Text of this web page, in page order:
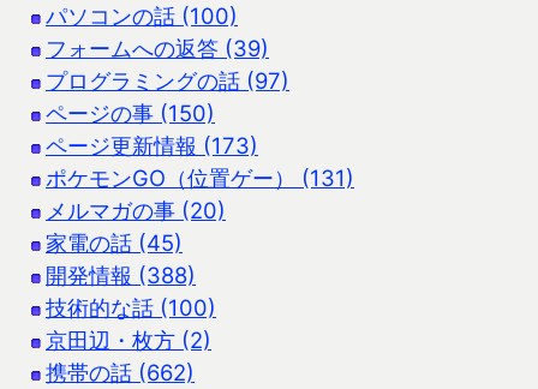
パソコンの話 (100)
フォームへの返答 (39)
プログラミングの話 (97)
ページの事 (150)
ページ更新情報 (173)
ポケモンGO（位置ゲー） (131)
メルマガの事 (20)
家電の話 (45)
開発情報 (388)
技術的な話 (100)
京田辺・枚方 (2)
携帯の話 (662)